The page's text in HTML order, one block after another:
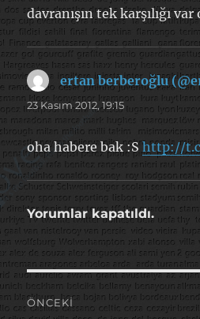
davranışın tek karşılığı
ertan berberoğlu
23 Kasım 2012, 19:15
oha habere bak :Shttp://
Yorumlar kapatıldı.
Yazı
ÖNCEKI